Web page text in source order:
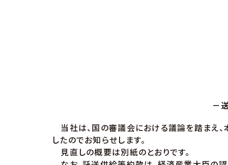
－
当社は、国の審議会における議論を踏まえ
したのでお知らせします。
見直しの概要は別紙のとおりです。